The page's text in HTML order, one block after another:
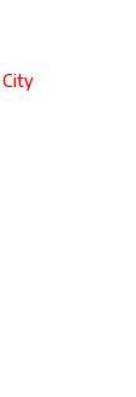
City